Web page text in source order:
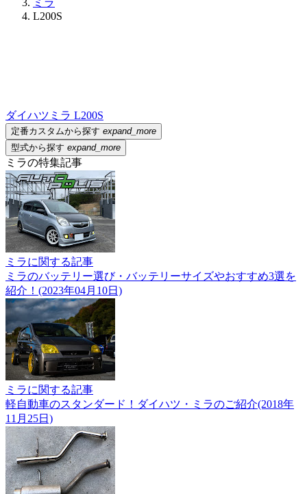
ミラ
L200S
ダイハツ ミラ L200S
定番カスタムから探す expand_more
型式から探す expand_more
ミラの特集記事
ミラに関する記事
ミラのバッテリー選び・バッテリーサイズやおすすめ3選を
紹介！(2023年04月10日)
ミラに関する記事
軽自動車のスタンダード！ダイハツ・ミラのご紹介(2018年
11月25日)